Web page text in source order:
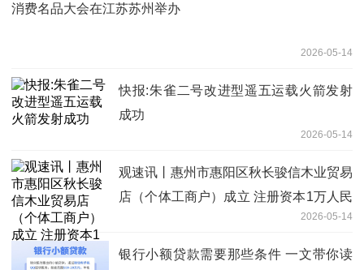
消费名品大会在江苏苏州举办
2026-05-14
快报:朱雀二号改进型遥五运载火箭发射
成功
2026-05-14
观速讯丨惠州市惠阳区秋长骏信木业贸易
店（个体工商户）成立 注册资本1万人民
2026-05-14
银行小额贷款需要那些条件 一文带你读